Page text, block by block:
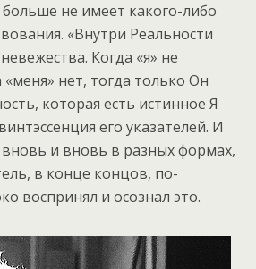
больше не имеет какого-либо
«Внутри Реальности
Когда «я» не
«меня» нет, тогда только Он
которая есть истинное Я
его указателей. И
и вновь в разных формах,
в конце концов, по-
воспринял и осознал это.